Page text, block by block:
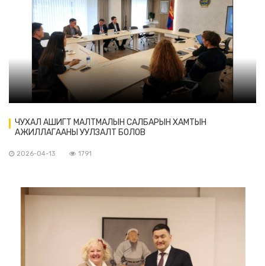
ЧУХАЛ АШИГТ МАЛТМАЛЫН САЛБАРЫН ХАМТЫН
АЖИЛЛАГААНЫ УУЛЗАЛТ БОЛОВ
2026-04-13 1791